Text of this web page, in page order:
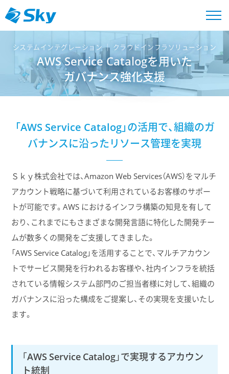
システムインテグレーション │ クラウドインフラソリューション
AWS Service Catalogを用いた
ガバナンス強化支援
「AWS Service Catalog」の活用で、組織のガ
バナンスに沿ったリソース管理を実現
Ｓｋｙ株式会社では、Amazon Web Services（AWS）をマルチ
アカウント戦略に基づいて利用されているお客様のサポー
トが可能です。AWS におけるインフラ構築の知見を有して
おり、これまでにもさまざまな開発言語に特化した開発チー
ムが数多くの開発をご支援してきました。
「AWS Service Catalog」を活用することで、マルチアカウン
トでサービス開発を行われるお客様や、社内インフラを統括
されている情報システム部門のご担当者様に対して、組織の
ガバナンスに沿った構成をご提案し、その実現を支援いたし
ます。
「AWS Service Catalog」で実現するアカウン
ト統制